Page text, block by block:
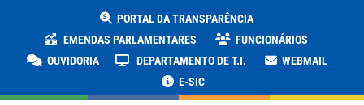
PORTAL DA TRANSPARÊNCIA
EMENDAS PARLAMENTARES
FUNCIONÁRIOS
OUVIDORIA
DEPARTAMENTO DE T.I.
WEBMAIL
E-SIC